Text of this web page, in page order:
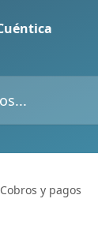
Cobros y pagos